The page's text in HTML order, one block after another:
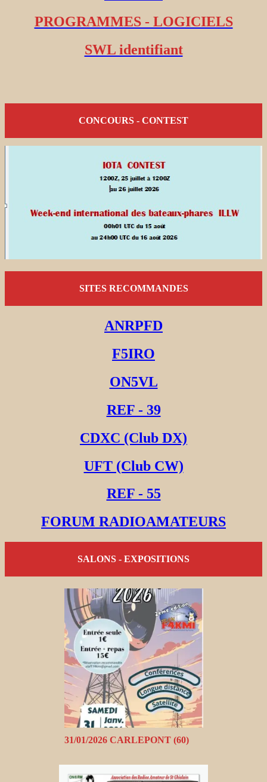
PROGRAMMES - LOGICIELS
SWL identifiant
CONCOURS - CONTEST
SITES RECOMMANDES
ANRPFD
F5IRO
ON5VL
REF - 39
CDXC (Club DX)
UFT (Club CW)
REF - 55
FORUM RADIOAMATEURS
SALONS - EXPOSITIONS
31/01/2026 CARLEPONT (60)